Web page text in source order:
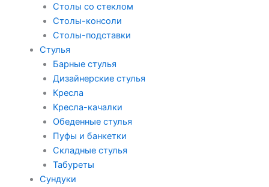
Столы со стеклом
Столы-консоли
Столы-подставки
Стулья
Барные стулья
Дизайнерские стулья
Кресла
Кресла-качалки
Обеденные стулья
Пуфы и банкетки
Складные стулья
Табуреты
Сундуки